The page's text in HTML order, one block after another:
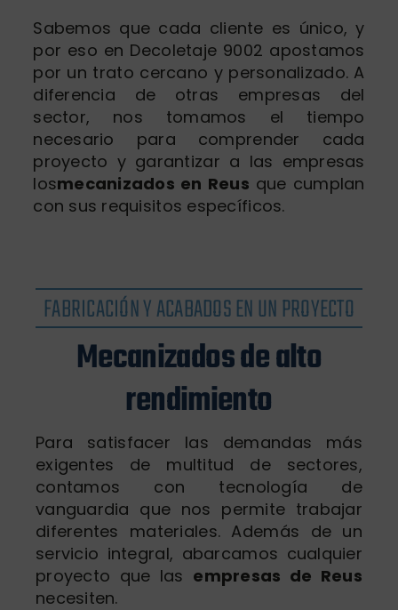
Sabemos que cada cliente es único, y
por eso en Decoletaje 9002 apostamos
por un trato cercano y personalizado. A
diferencia de otras empresas del
sector, nos tomamos el tiempo
necesario para comprender cada
proyecto y garantizar a las empresas
losmecanizados en Reus que cumplan
con sus requisitos específicos.
FABRICACIÓN Y ACABADOS EN UN PROYECTO
Mecanizados de alto
rendimiento
Para satisfacer las demandas más
exigentes de multitud de sectores,
contamos con tecnología de
vanguardia que nos permite trabajar
diferentes materiales. Además de un
servicio integral, abarcamos cualquier
proyecto que las empresas de Reus
necesiten.